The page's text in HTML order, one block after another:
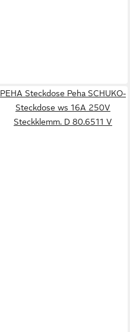
PEHA Steckdose Peha SCHUKO-
Steckdose ws 16A 250V
Steckklemm. D 80.6511 V